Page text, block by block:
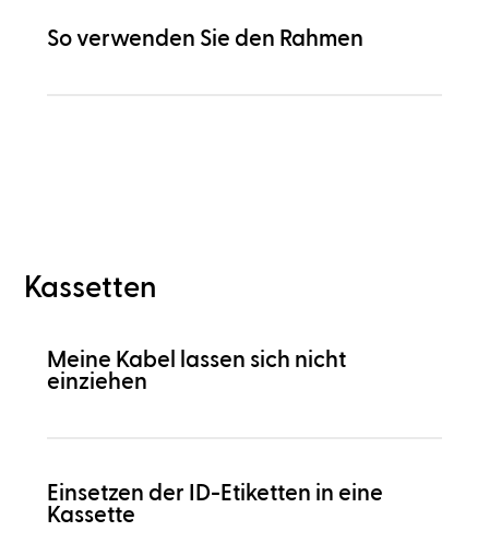
So verwenden Sie den Rahmen
Kassetten
Meine Kabel lassen sich nicht
einziehen
Einsetzen der ID-Etiketten in eine
Kassette